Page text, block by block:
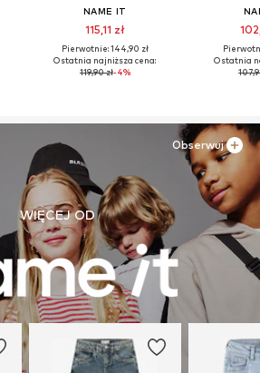
NAME IT
115,11 zł
Pierwotnie: 144,90 zł
Ostatnia najniższa cena:
119,90 zł-4%
Ostatnia
WIĘCEJ OD
Obserwuj